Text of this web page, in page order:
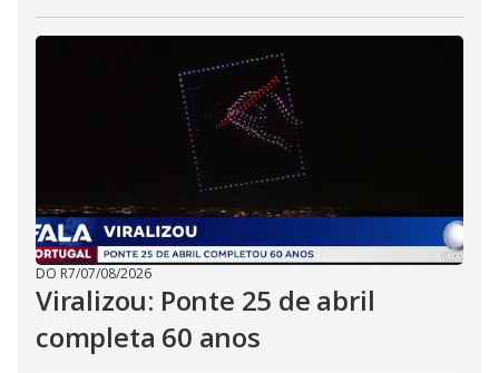
DO R7/07/08/2026
Viralizou: Ponte 25 de abril
completa 60 anos